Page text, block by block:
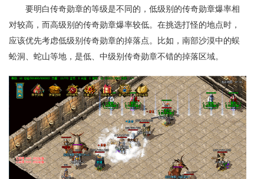
要明白传奇勋章的等级是不同的，低级别的传奇勋章爆率相
对较高，而高级别的传奇勋章爆率较低。在挑选打怪的地点时，
应该优先考虑低级别传奇勋章的掉落点。比如，南部沙漠中的蜈
蚣洞、蛇山等地，是低、中级别传奇勋章不错的掉落区域。